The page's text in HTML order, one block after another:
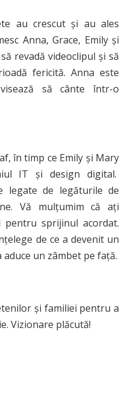
au crescut și au ales
Anna, Grace, Emily și
revadă videoclipul și să
fericită. Anna este
să cânte într-o
în timp ce Emily și Mary
IT și design digital.
legate de legăturile de
Vă mulțumim că ați
pentru sprijinul acordat.
de ce a devenit un
aduce un zâmbet pe față.
și familiei pentru a
Vizionare plăcută!